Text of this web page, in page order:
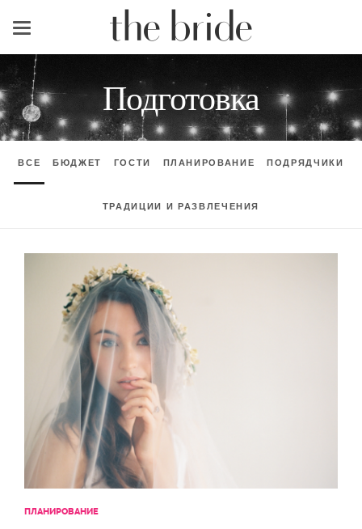
Меню
Подготовка
ВСЕ БЮДЖЕТ ГОСТИ ПЛАНИРОВАНИЕ ПОДРЯДЧИКИ
ТРАДИЦИИ И РАЗВЛЕЧЕНИЯ
ПЛАНИРОВАНИЕ